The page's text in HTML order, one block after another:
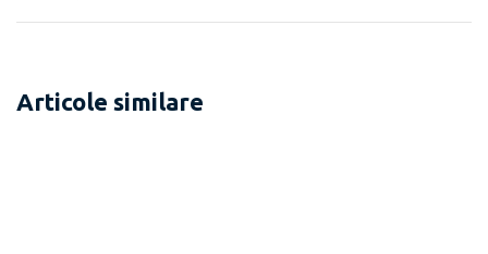
Articole similare